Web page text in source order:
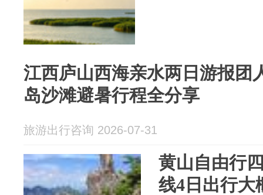
江西庐山西海亲水两日游报团
岛沙滩避暑行程全分享
旅游出行咨询 2026-07-31
黄山自由行
线4日出行大